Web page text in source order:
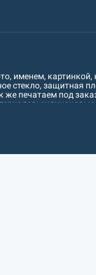
именем,
стекло, защитная
печатаем под
Хмельницкий,